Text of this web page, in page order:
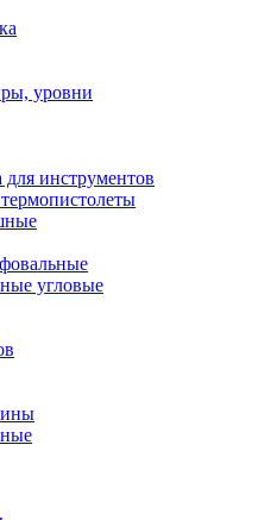
уровни
для инструментов
угловые